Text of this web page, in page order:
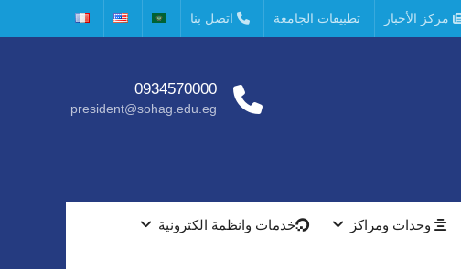
مركز الأخبار تطبيقات الجامعة اتصل بنا
0934570000
president@sohag.edu.eg
وحدات ومراكز خدمات وانظمة الكترونية